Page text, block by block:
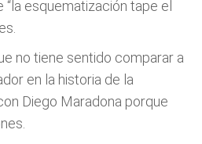
esquematización tape el
no tiene sentido comparar a
en la historia de la
Diego Maradona porque